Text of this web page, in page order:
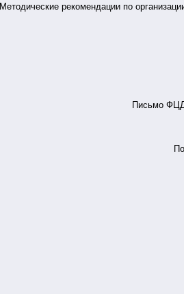
Методические рекомендации по
Письмо